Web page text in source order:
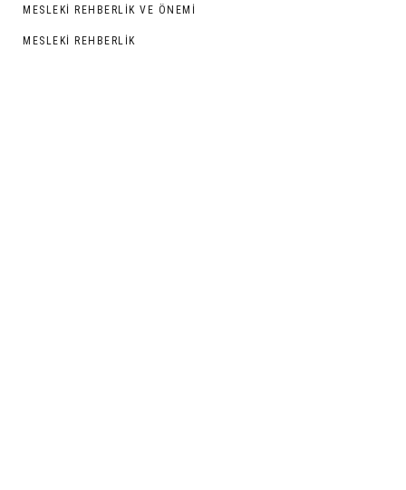
MESLEKİ REHBERLİK VE ÖNEMİ
MESLEKİ REHBERLİK